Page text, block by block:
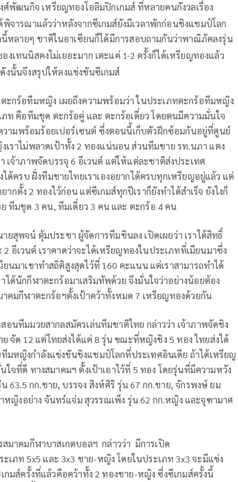
พัฒนกิจ เหรียญทองโอลิมปิกเกมส์ ที่หลายคนกังวลเรื่อง
จารณาแล้วว่าหลังจากซีเกมส์ยังมีเวลาพักก่อนชิงแชมป์โลก
หลายๆ ชาติในอาเซียนก็ได้มีการสอบถามกันว่าพาณิภัคลงรุ่น
งเทนนิสคงไม่เยอะมาก เตะแค่ 1-2 ครั้งก็ได้เหรียญทองแล้ว
งนั้นจึงสรุปให้ลงแข่งขันซีเกมส์
ะกร้อทีมหญิง เผยถึงความพร้อมว่า ในประเภทตะกร้อทีมหญิง
ภท คือทีมชุด ตะกร้อคู่ และ ตะกร้อเดี่ยว โดยตนมีความมั่นใจ
ามพร้อมร้อยเปอร์เซนต์ ซึ่งตอนนี้เก็บตัวฝึกซ้อมกันอยู่ที่ศูนย์
เราไม่พลาดเป้าทั้ง 2 ทองแน่นอน ส่วนทีมชาย รท.นภา แตง
เจ้าภาพจัดบรรจุ 6 อีเวนต์ แต่ให้แต่ละชาติส่งประเทศ
ได้ครบ ฝั่งทีมชายไทยเราเองอยากได้ครบทุกเหรียญอยู่แล้ว แต่
ากตั้ง 2 ทองไว้ก่อน แต่ซีเกมส์ทุกปีเราก็ยังทำได้สำเร็จ ยังไงก็
ทีมชุด 3 คน, ทีมเดี่ยว 3 คน และ ตะกร้อ 4 คน
ายสุพจน์ ตุ้มประชา ผู้จัดการทีมชินลง เปิดเผยว่า เราได้สิทธิ์
2 อีเวนต์ เราคาดว่าจะได้เหรียญทองในประเภทที่เมียนมาซึ่ง
นมาเขาทำสถิติสูงสุดไว้ที่ 160 คะแนน แต่เราสามารถทำได้
ได้นักกีฬาตะกร้อมาเสริมทัพด้วย จึงมั่นใจว่าอย่างน้อยต้อง
คมกีฬาตะกร้อฯตั้งเป้าคว้าทั้งหมด 7 เหรียญทองด้วยกัน
นทีมมวยสากลสมัครเล่นทีมชาติไทย กล่าวว่า เจ้าภาพจัดชิง
ย จัด 12 แต่ไทยส่งได้แค่ 8 รุ่น ขณะที่หญิงชิง5 ทอง ไทยส่งได้
หญิงกำลังแข่งขันชิงแชมป์โลกที่ประเทศอินเดีย ถ้าได้เหรียญ
ใจที่ดี ทางสมาคมฯ ตั้งเป้าเอาไว้ที่ 5 ทอง โดยรุ่นที่มีความหวัง
น 63.5 กก.ชาย, บรรจง สิงห์ศิริ รุ่น 67 กก.ชาย,จักรพงษ์ ยม
หญิงอย่าง จันทร์แจ่ม สุวรรณเพ็ง รุ่น 62 กก.หญิง และจุฑามาศ
สมาคมกีฬาบาสเกตบอลฯ กล่าวว่า มีการเปิด
ะเภท 5x5 และ 3x3 ชาย-หญิง โดยในประเภท 3x3 จะมีแข่ง
กมส์ครั้งที่แล้วคือคว้าทั้ง 2 ทองชาย-หญิง ซึ่งซีเกมส์ครั้งนี้